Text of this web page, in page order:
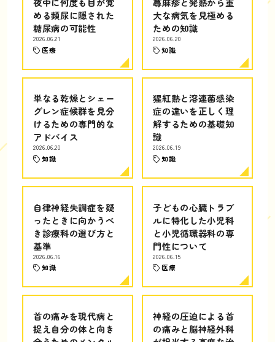
める頻尿に隠された
糖尿病の可能性
2026.06.21
医療
大な病気を見極める
ための知識
2026.06.20
知識
単なる乾燥とシェー
グレン症候群を見分
けるための専門的な
アドバイス
2026.06.20
知識
猩紅熱と溶連菌感染
症の違いを正しく理
解するための基礎知
識
2026.06.19
知識
自律神経失調症を疑
ったときに向かうべ
き診療科の選び方と
基準
2026.06.16
知識
子どもの心臓トラブ
ルに特化した小児科
と小児循環器科の専
門性について
2026.06.15
医療
首の痛みを現代病と
捉え自分の体と向き
神経の圧迫による首
の痛みと脳神経外科